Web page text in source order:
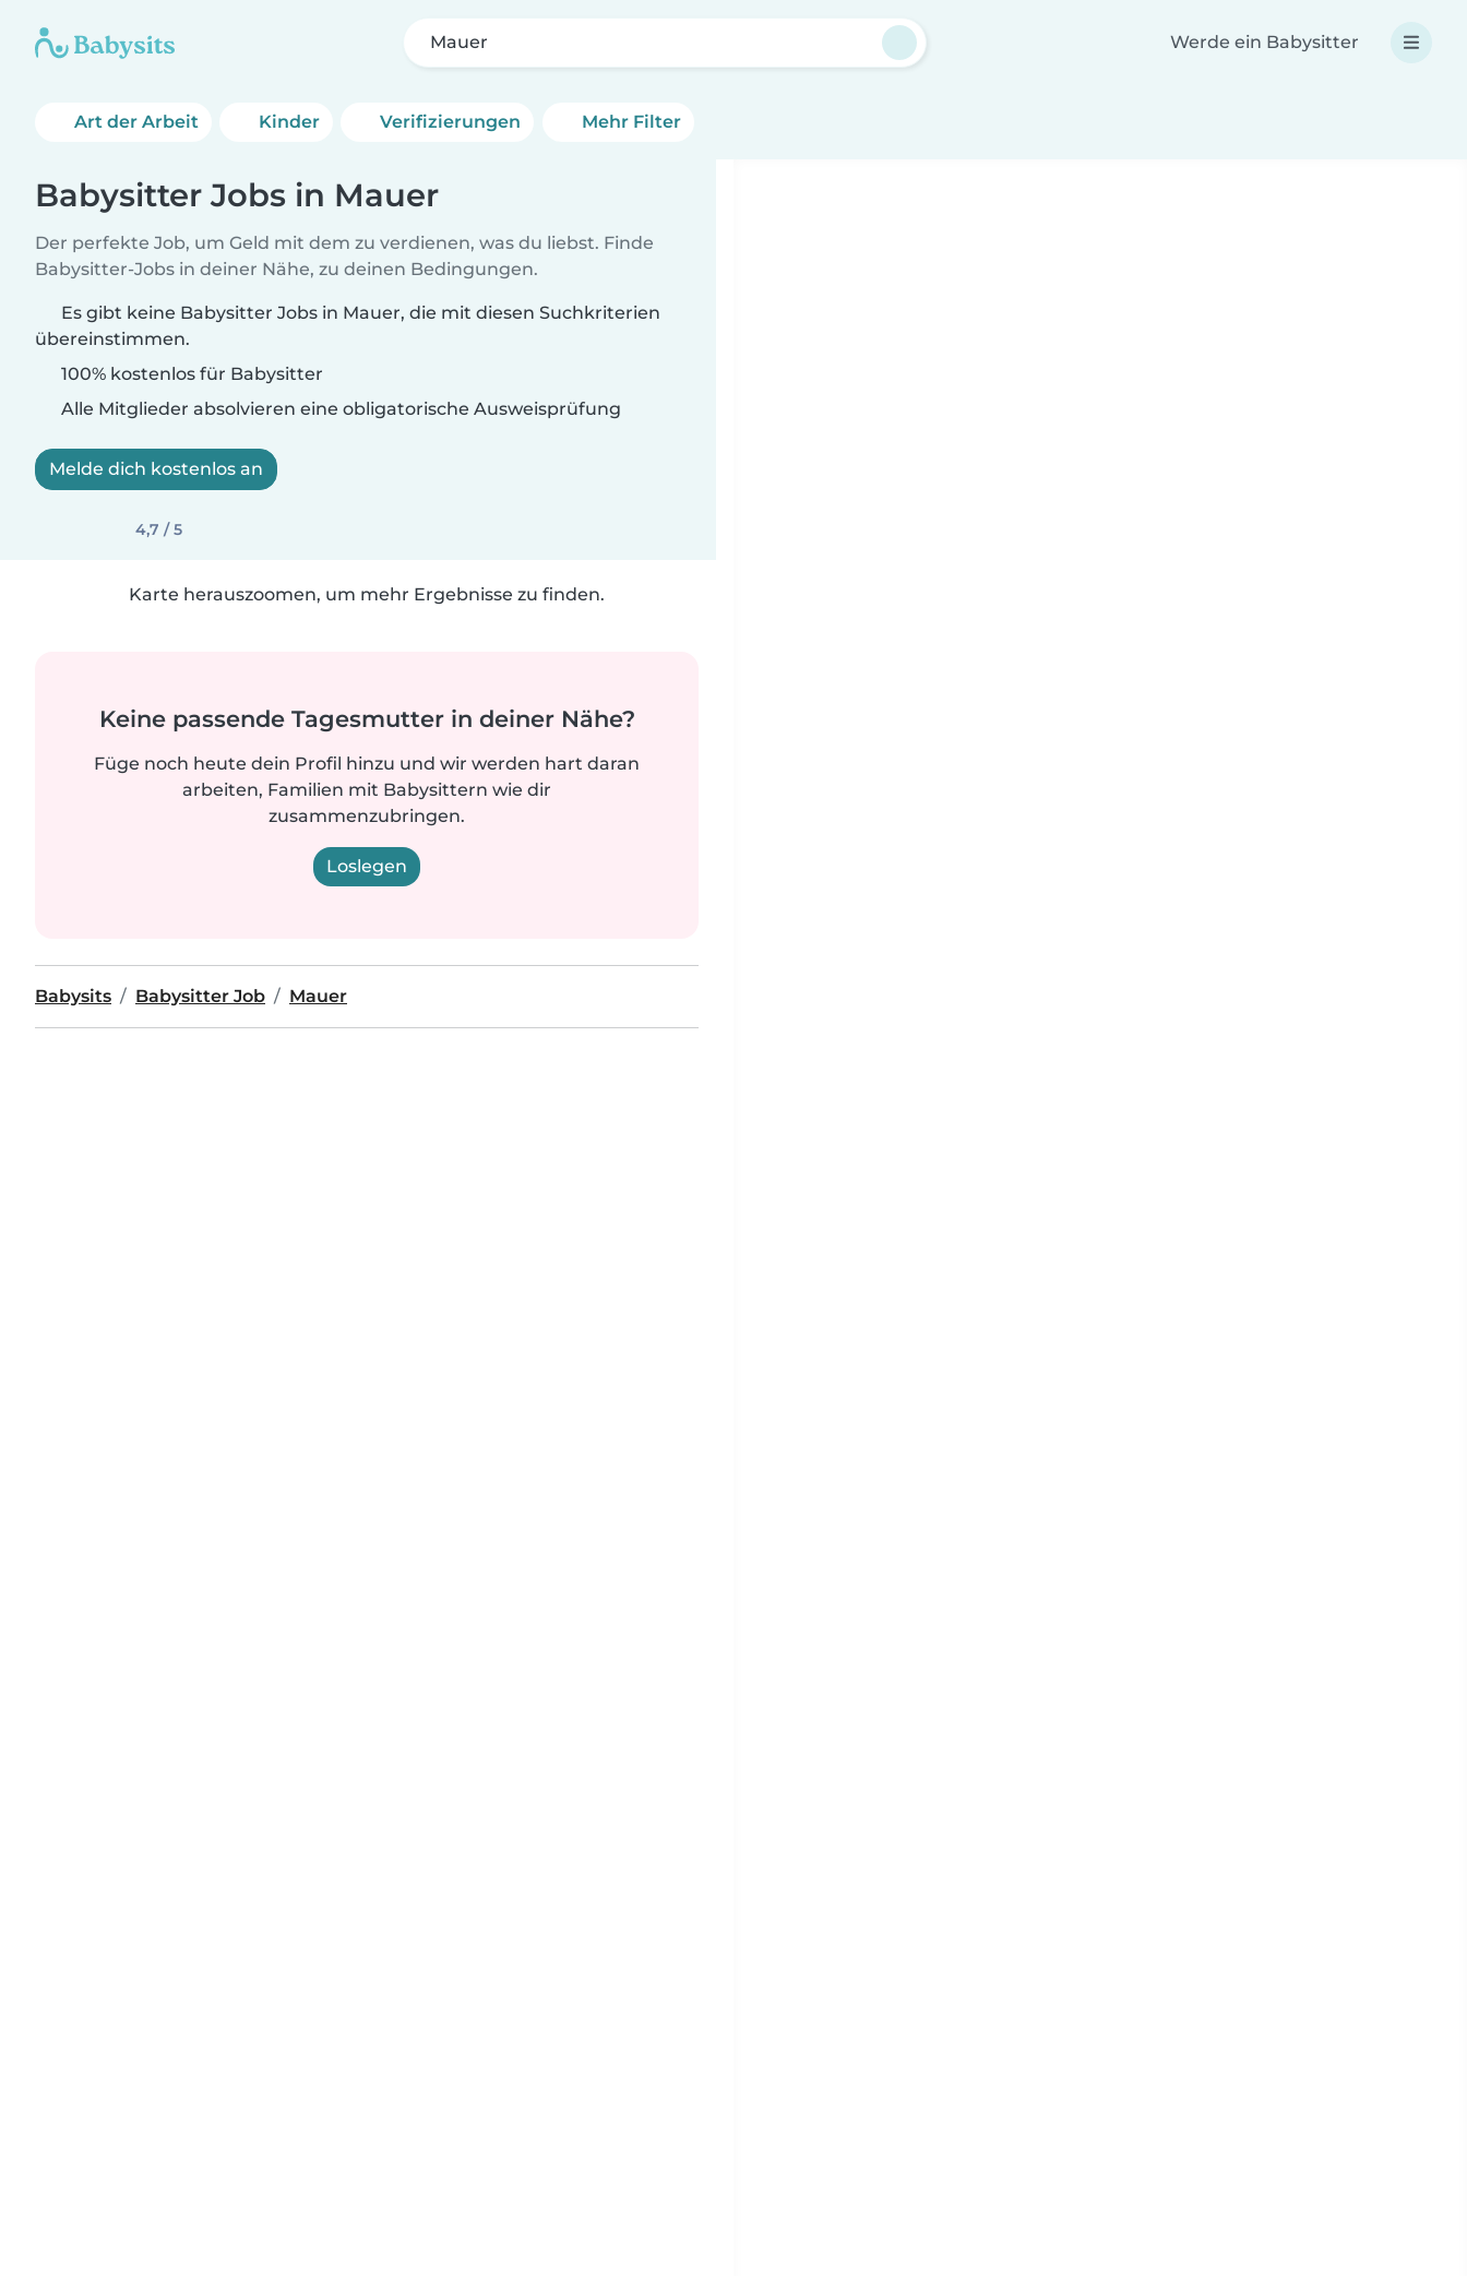
Mauer Werde ein Babysitter
Art der Arbeit Kinder Verifizierungen Mehr Filter
Babysitter Jobs in Mauer
Der perfekte Job, um Geld mit dem zu verdienen, was du liebst. Finde
Babysitter-Jobs in deiner Nähe, zu deinen Bedingungen.
Es gibt keine Babysitter Jobs in Mauer, die mit diesen Suchkriterien
übereinstimmen.
100% kostenlos für Babysitter
Alle Mitglieder absolvieren eine obligatorische Ausweisprüfung
Melde dich kostenlos an
4,7 / 5
Karte herauszoomen, um mehr Ergebnisse zu finden.
Keine passende Tagesmutter in deiner Nähe?
Füge noch heute dein Profil hinzu und wir werden hart daran
arbeiten, Familien mit Babysittern wie dir
zusammenzubringen.
Loslegen
Babysits Babysitter Job Mauer